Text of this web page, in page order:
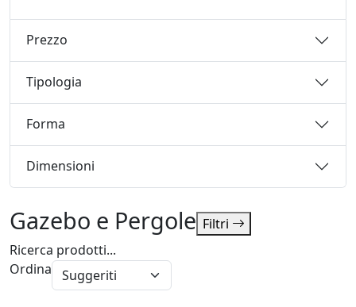
Prezzo
Tipologia
Forma
Dimensioni
Gazebo e Pergole Filtri
Ricerca prodotti...
Ordina